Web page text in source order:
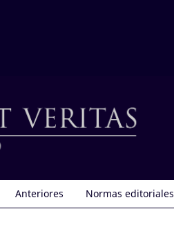
Anteriores Normas editoriales